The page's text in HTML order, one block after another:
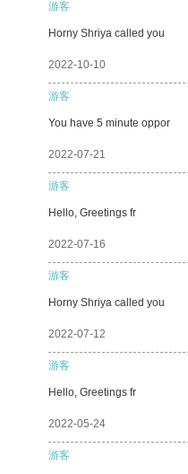
游客
Horny Shriya called you
2022-10-10
游客
You have 5 minute oppor
2022-07-21
游客
Hello, Greetings fr
2022-07-16
游客
Horny Shriya called you
2022-07-12
游客
Hello, Greetings fr
2022-05-24
游客